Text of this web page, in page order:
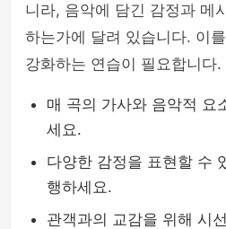
니라, 음악에 담긴 감정과 메
하는가에 달려 있습니다. 이
강화하는 연습이 필요합니다.
매 곡의 가사와 음악적 요
세요.
다양한 감정을 표현할 수
행하세요.
관객과의 교감을 위해 시